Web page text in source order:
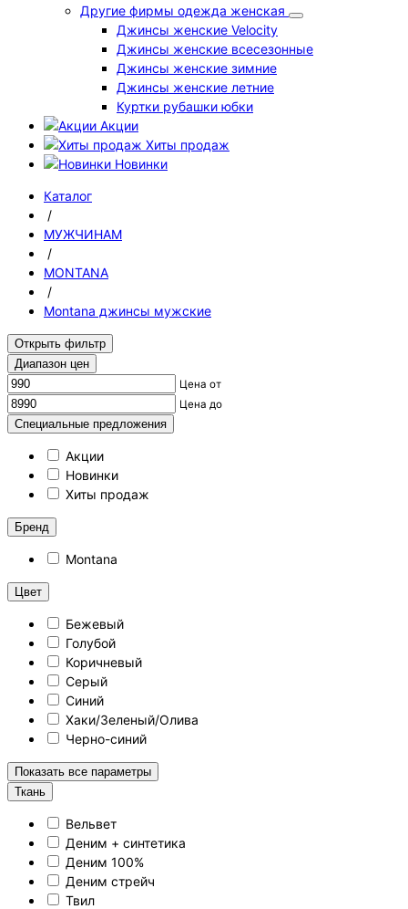
Другие фирмы одежда женская
Джинсы женские Velocity
Джинсы женские всесезонные
Джинсы женские зимние
Джинсы женские летние
Куртки рубашки юбки
Акции
Хиты продаж
Новинки
Каталог
/
МУЖЧИНАМ
/
MONTANA
/
Montana джинсы мужские
Открыть фильтр
Диапазон цен
Цена от
Цена до
Специальные предложения
Акции
Новинки
Хиты продаж
Бренд
Montana
Цвет
Бежевый
Голубой
Коричневый
Серый
Синий
Хаки/Зеленый/Олива
Черно-синий
Показать все параметры
Ткань
Вельвет
Деним + синтетика
Деним 100%
Деним стрейч
Твил